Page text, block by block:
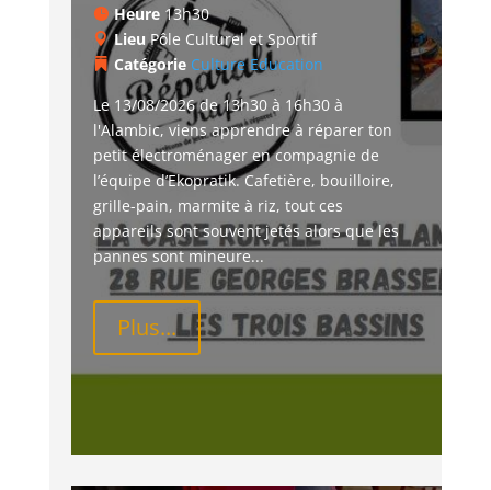
Heure 13h30
LieuPôle Culturel et Sportif
Catégorie Culture Education
Le 13/08/2026 de 13h30 à 16h30 à
l'Alambic, viens apprendre à réparer ton
petit électroménager en compagnie de
l’équipe d’Ekopratik. Cafetière, bouilloire,
grille-pain, marmite à riz, tout ces
appareils sont souvent jetés alors que les
pannes sont mineure...
Plus...